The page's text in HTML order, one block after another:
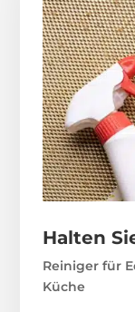
Halten
Reiniger für
Küche